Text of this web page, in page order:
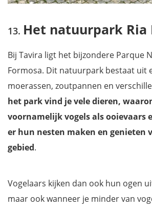
Het natuurpark Ria
Bij Tavira ligt het bijzondere Parque
Formosa. Dit natuurpark bestaat uit
moerassen, zoutpannen en
het park vind je vele dieren,
voornamelijk vogels als ooievaars
er hun nesten maken en genieten
gebied.
Vogelaars kijken dan ook hun ogen
maar ook wanneer je minder van